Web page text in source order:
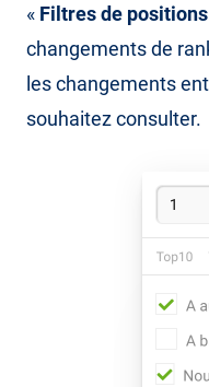
« Filtres de positions
changements de
les changements
souhaitez consulter.